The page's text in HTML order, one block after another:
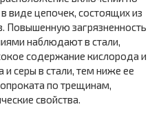
виде цепочек, состоящих из
По­вышенную загрязненность
наблю­дают в стали,
содержание кислоро­да и
серы в стали, тем ниже ее
по трещинам,
свойства.